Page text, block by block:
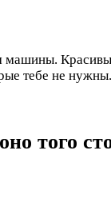
тебе не
того